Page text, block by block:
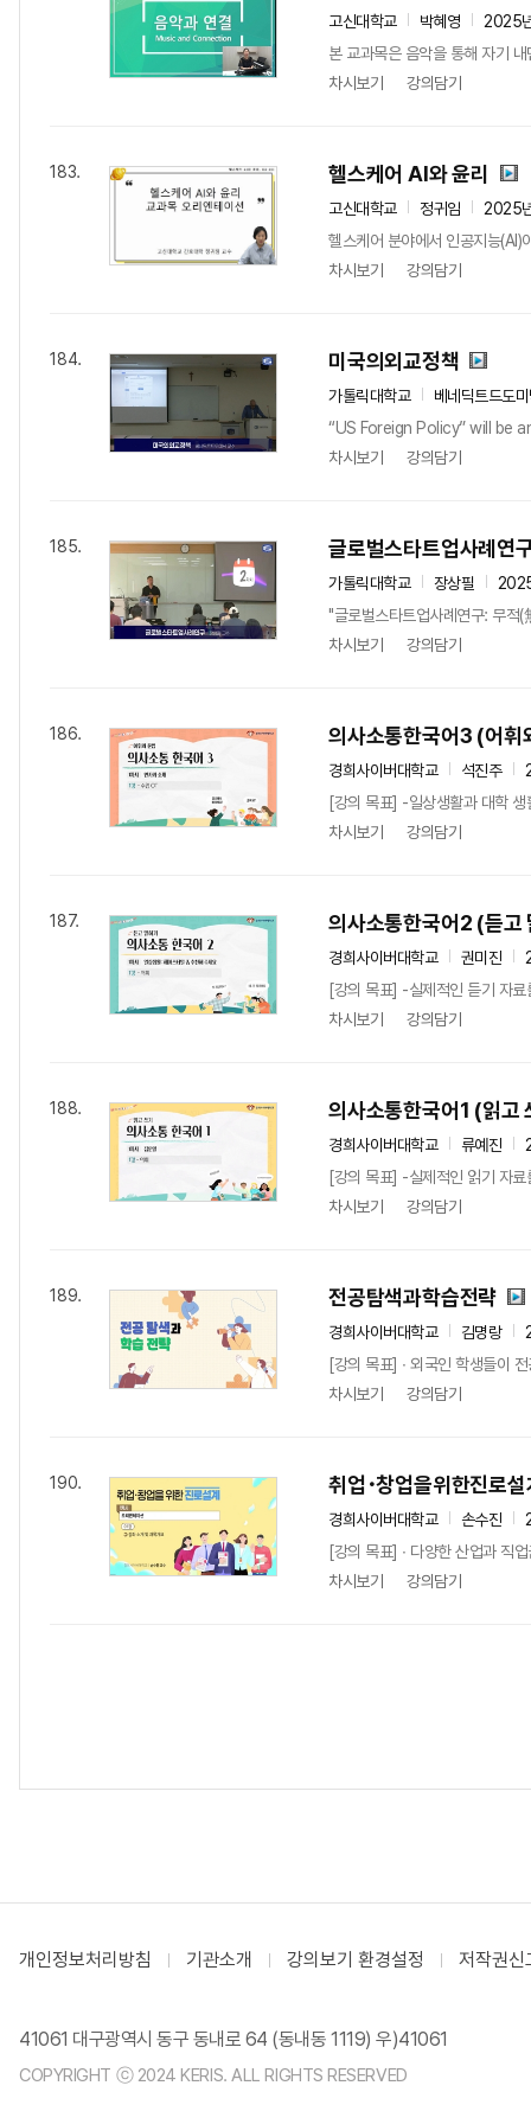
고신대학교 박혜영
2025
본 교과목은 음악을 통해 자기
차시보기
강의담기
183. 헬스케어 AI와 윤리
고신대학교 정귀임
2025
헬스케어 분야에서 인공지능(AI)
차시보기
강의담기
184. 미국의외교정책
가톨릭대학교
베네딕트드도
“US Foreign Policy” will
차시보기
강의담기
185. 글로벌스타트업사례연
가톨릭대학교 장상필
"글로벌스타트업사례연구: 무
차시보기
강의담기
186. 의사소통한국어3 (어휘
경희사이버대학교 석진주
[강의 목표] -일상생활과 대학
차시보기
강의담기
187. 의사소통한국어2 (듣고
경희사이버대학교 권미진
[강의 목표] -실제적인 듣기 자
차시보기
강의담기
188. 의사소통한국어1 (읽고
경희사이버대학교 류예진
[강의 목표] -실제적인 읽기 자
차시보기
강의담기
189. 전공탐색과학습전략
경희사이버대학교 김명랑
[강의 목표] ∙ 외국인 학생들이
차시보기
강의담기
190. 취업･창업을위한진로설
경희사이버대학교 손수진
[강의 목표] ∙ 다양한 산업과 직
차시보기
강의담기
개인정보처리방침 기관소개 강의보기 환경설정 저작권신
41061 대구광역시 동구 동내로 64 (동내동 1119) 우)41061
COPYRIGHT ⓒ 2024 KERIS. ALL RIGHTS RESERVED